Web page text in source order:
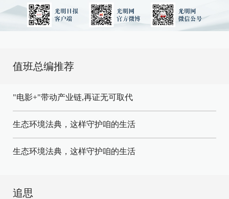
值班总编推荐
"电影+"带动产业链,再证无可取代
生态环境法典，这样守护咱的生活
生态环境法典，这样守护咱的生活
追思